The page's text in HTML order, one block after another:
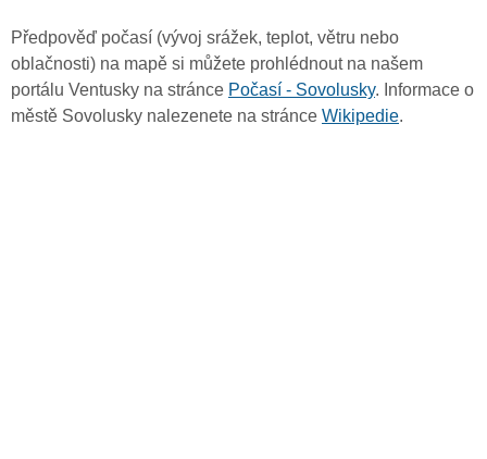
Předpověď počasí (vývoj srážek, teplot, větru nebo
oblačnosti) na mapě si můžete prohlédnout na našem
portálu Ventusky na stránce Počasí - Sovolusky. Informace o
městě Sovolusky nalezenete na stránce Wikipedie.